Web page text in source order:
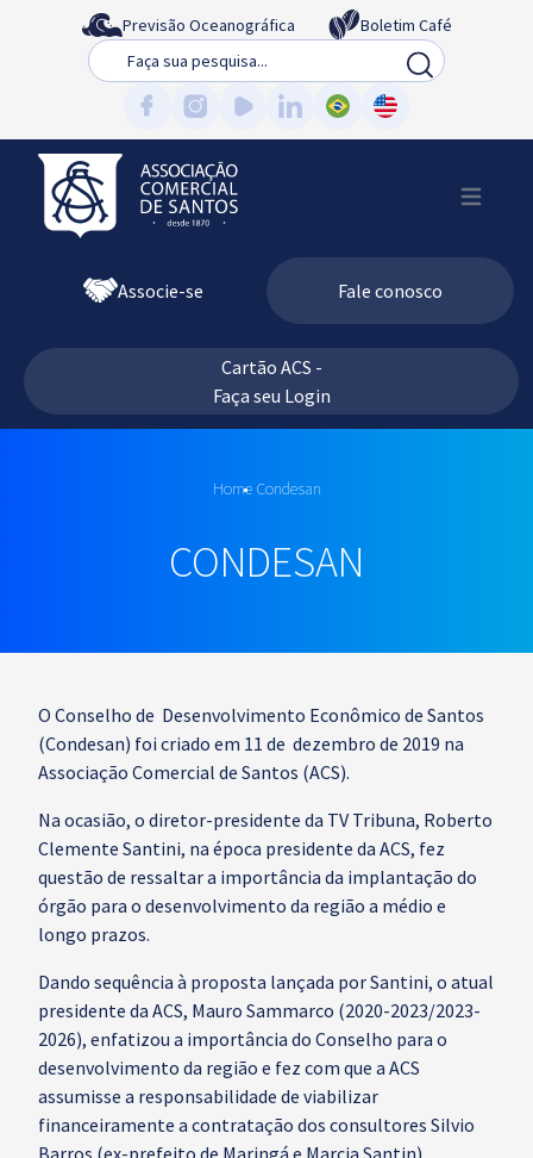
Previsão Oceanográfica
Boletim Café
Busca
Associe-se Fale conosco
Cartão ACS -
Faça seu Login
Home Condesan
CONDESAN
O Conselho de Desenvolvimento Econômico de Santos
(Condesan) foi criado em 11 de dezembro de 2019 na
Associação Comercial de Santos (ACS).
Na ocasião, o diretor-presidente da TV Tribuna, Roberto
Clemente Santini, na época presidente da ACS, fez
questão de ressaltar a importância da implantação do
órgão para o desenvolvimento da região a médio e
longo prazos.
Dando sequência à proposta lançada por Santini, o atual
presidente da ACS, Mauro Sammarco (2020-2023/2023-
2026), enfatizou a importância do Conselho para o
desenvolvimento da região e fez com que a ACS
assumisse a responsabilidade de viabilizar
financeiramente a contratação dos consultores Silvio
Barros (ex-prefeito de Maringá e Marcia Santin).